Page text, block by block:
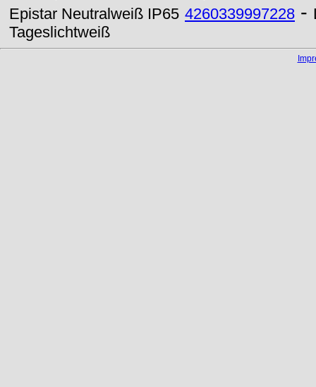
Epistar Neutralweiß IP65 4260339997228 -
Tageslichtweiß